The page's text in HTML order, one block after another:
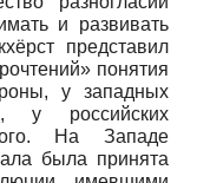
и развивать
представил
понятия
у западных
у российских
На Западе
была принята